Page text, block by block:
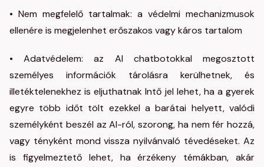
• Nem megfelelő tartalmak: a védelmi mechanizmusok
ellenére is megjelenhet erőszakos vagy káros tartalom
• Adatvédelem: az AI chatbotokkal megosztott
személyes információk tárolásra kerülhetnek, és
illetéktelenekhez is eljuthatnak Intő jel lehet, ha a gyerek
egyre több időt tölt ezekkel a barátai helyett, valódi
személyként beszél az AI-ról, szorong, ha nem fér hozzá,
vagy tényként mond vissza nyilvánvaló tévedéseket. Az
is figyelmeztető lehet, ha érzékeny témákban, akár